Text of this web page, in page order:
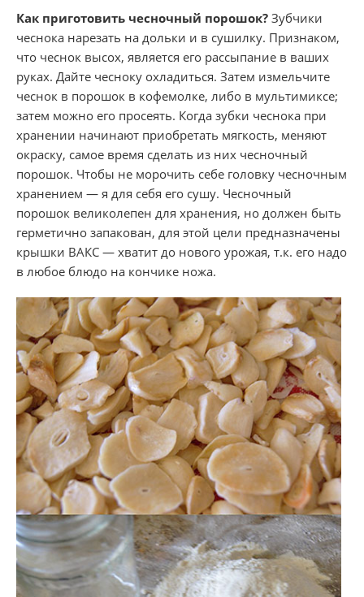
Как приготовить чесночный порошок? Зубчики
чеснока нарезать на дольки и в сушилку. Признаком,
что чеснок высох, является его рассыпание в ваших
руках. Дайте чесноку охладиться. Затем измельчите
чеснок в порошок в кофемолке, либо в мультимиксе;
затем можно его просеять. Когда зубки чеснока при
хранении начинают приобретать мягкость, меняют
окраску, самое время сделать из них чесночный
порошок. Чтобы не морочить себе головку чесночным
хранением — я для себя его сушу. Чесночный
порошок великолепен для хранения, но должен быть
герметично запакован, для этой цели предназначены
крышки ВАКС — хватит до нового урожая, т.к. его надо
в любое блюдо на кончике ножа.